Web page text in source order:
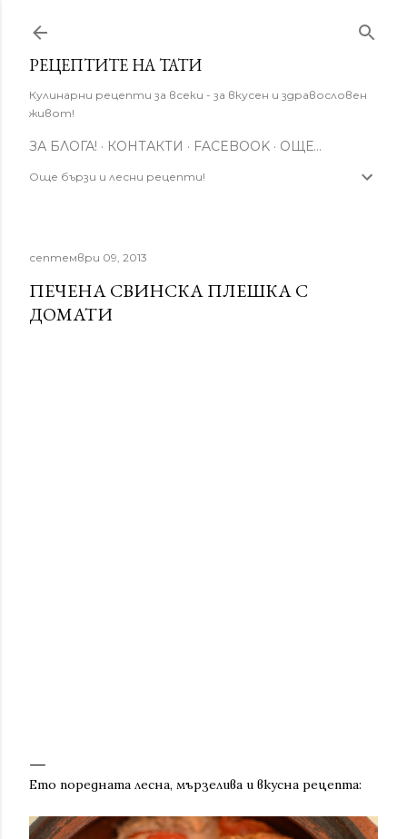
РЕЦЕПТИТЕ НА ТАТИ
Кулинарни рецепти за всеки - за вкусен и здравословен
живот!
ЗА БЛОГА! КОНТАКТИ FACEBOOK ОЩЕ…
Още бързи и лесни рецепти!
септември 09, 2013
ПЕЧЕНА СВИНСКА ПЛЕШКА С
ДОМАТИ
Ето поредната лесна, мързелива и вкусна рецепта: